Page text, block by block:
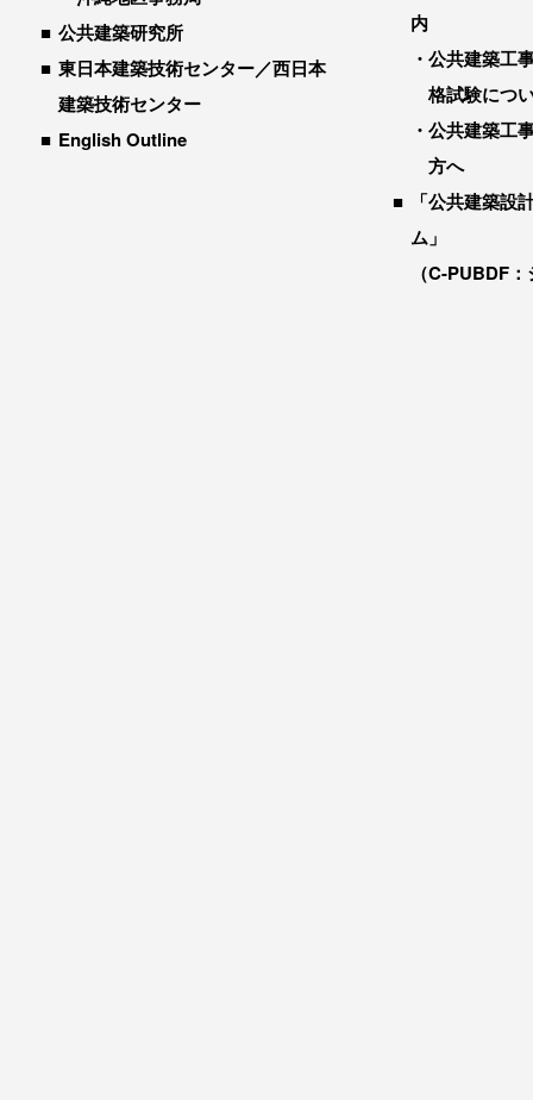
公共建築研究所
東日本建築技術センター／西日本
建築技術センター
English Outline
内
公共建築工
格試験につ
公共建築工
方へ
「公共建築設
ム」
（C-PUBDF